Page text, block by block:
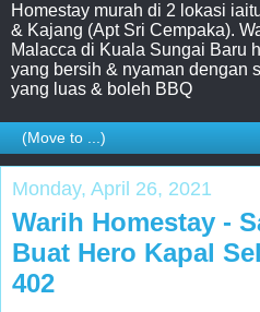
Homestay murah di 2 lokasi
& Kajang (Apt Sri Cempaka).
Malacca di Kuala Sungai Baru
yang bersih & nyaman dengan
yang luas & boleh BBQ
Monday, April 26, 2021
Warih Homestay -
Buat Hero Kapal
402